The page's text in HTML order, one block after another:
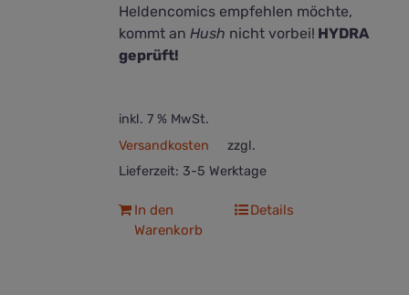
Heldencomics empfehlen möchte,
kommt anHush nicht vorbei! HYDRA
geprüft!
inkl. 7 % MwSt.
zzgl.
Versandkosten
Lieferzeit: 3-5 Werktage
In den
Warenkorb
Details